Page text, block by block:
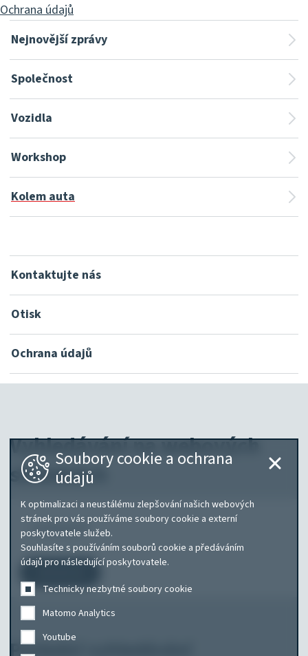
Ochrana údajů
Nejnovější zprávy
Společnost
Vozidla
Workshop
Kolem auta
Kontaktujte nás
Otisk
Ochrana údajů
Vyhledávání na webových
stránkách
Co
hledáte?
Poslední vyhledávání
Soubory cookie a ochrana
údajů
K optimalizaci a neustálému zlepšování našich webových
stránek pro vás používáme soubory cookie a externí
poskytovatele služeb.
Souhlasíte s používáním souborů cookie a předáváním
údajů pro následující poskytovatele.
Technicky nezbytné soubory cookie
Matomo Analytics
Youtube